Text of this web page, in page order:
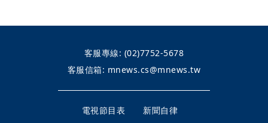
客服專線: (02)7752-5678
客服信箱: mnews.cs@mnews.tw
電視節目表
新聞自律